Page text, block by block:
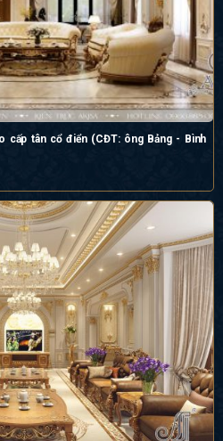
cấp tân cổ điển (CĐT: ông Bảng - Bình